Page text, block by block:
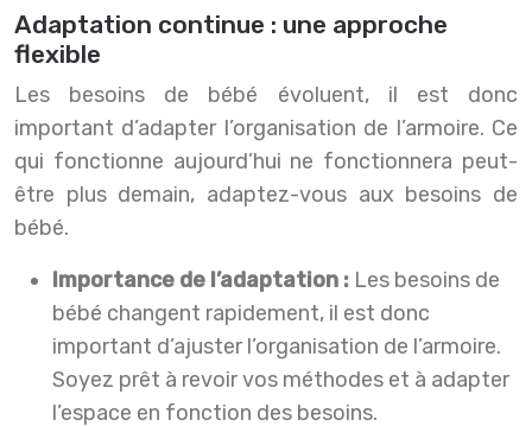
Adaptation continue : une approche
flexible
Les besoins de bébé évoluent, il est donc
important d’adapter l’organisation de l’armoire. Ce
qui fonctionne aujourd’hui ne fonctionnera peut-
être plus demain, adaptez-vous aux besoins de
bébé.
Importance de l’adaptation : Les besoins de
bébé changent rapidement, il est donc
important d’ajuster l’organisation de l’armoire.
Soyez prêt à revoir vos méthodes et à adapter
l’espace en fonction des besoins.